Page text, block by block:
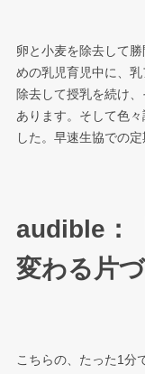
卵と小麦を除去して
めの乳児育児中に、
除去して授乳を続け
あります。そして色
した。早速生協での
audible：
変わる片
こちらの、たった1分